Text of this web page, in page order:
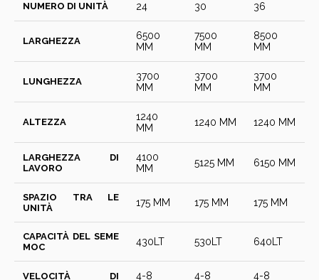
NUMERO DI UNITÀ 24 30 36
LARGHEZZA
6500
MM
7500
MM
8500
MM
LUNGHEZZA
3700
MM
3700
MM
3700
MM
ALTEZZA
1240
MM
1240 MM 1240 MM
LARGHEZZA DI
LAVORO
4100
MM
5125 MM 6150 MM
SPAZIO TRA LE
UNITÀ
175 MM 175 MM 175 MM
CAPACITÀ DEL SEME
МОС
430LT 530LT 640LT
VELOCITÀ DI 4-8 4-8 4-8